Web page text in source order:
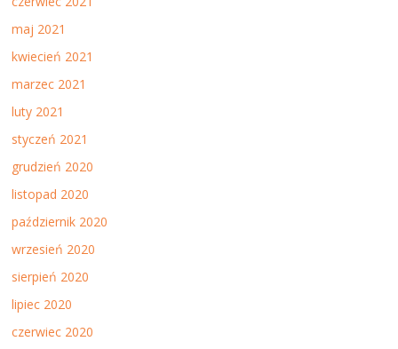
maj 2021
kwiecień 2021
marzec 2021
luty 2021
styczeń 2021
grudzień 2020
listopad 2020
październik 2020
wrzesień 2020
sierpień 2020
lipiec 2020
czerwiec 2020